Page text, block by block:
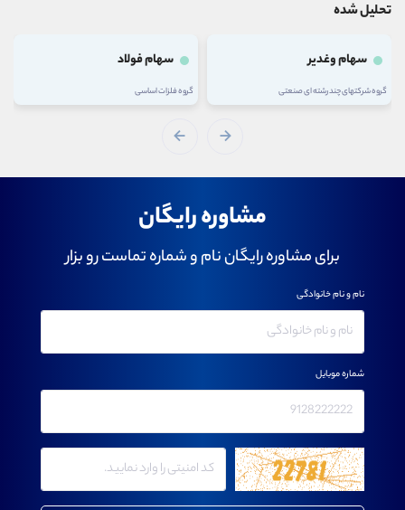
تحلیل شده
سهام وغدیر
گروه شرکتهای چند رشته ای صنعتی
سهام فولاد
گروه فلزات اساسی
مشاوره رایگان
برای مشاوره رایگان نام و شماره تماست رو بزار
نام و نام خانوادگی
شماره موبایل